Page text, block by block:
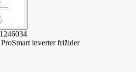
1246034
inverter frižider